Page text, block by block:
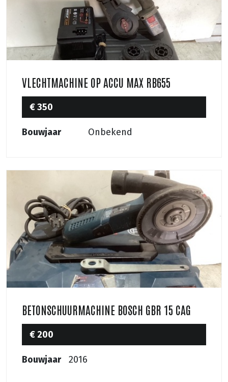
VLECHTMACHINE OP ACCU MAX RB655
€ 350
Bouwjaar Onbekend
BETONSCHUURMACHINE BOSCH GBR 15 CAG
€ 200
Bouwjaar 2016